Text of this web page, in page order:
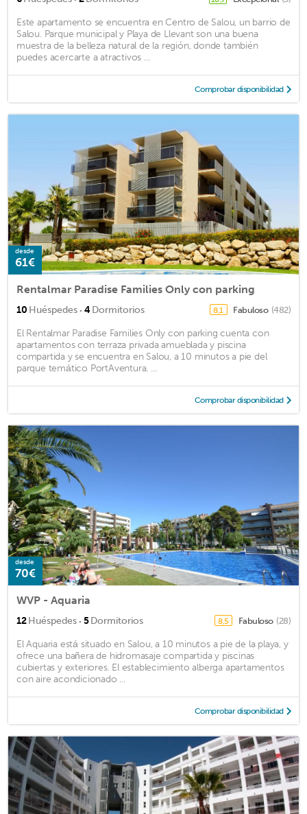
Este apartamento se encuentra en Centro de Salou, un barrio de
Salou. Parque municipal y Playa de Llevant son una buena
muestra de la belleza natural de la región, donde también
puedes acercarte a atractivos ...
Comprobar disponibilidad
desde
61€
Rentalmar Paradise Families Only con parking
10 Huéspedes · 4Dormitorios 8,1 Fabuloso (482)
El Rentalmar Paradise Families Only con parking cuenta con
apartamentos con terraza privada amueblada y piscina
compartida y se encuentra en Salou, a 10 minutos a pie del
parque temático PortAventura. ...
Comprobar disponibilidad
desde
70€
WVP - Aquaria
12Huéspedes · 5Dormitorios 8,5 Fabuloso (28)
El Aquaria está situado en Salou, a 10 minutos a pie de la playa, y
ofrece una bañera de hidromasaje compartida y piscinas
cubiertas y exteriores. El establecimiento alberga apartamentos
con aire acondicionado ...
Comprobar disponibilidad